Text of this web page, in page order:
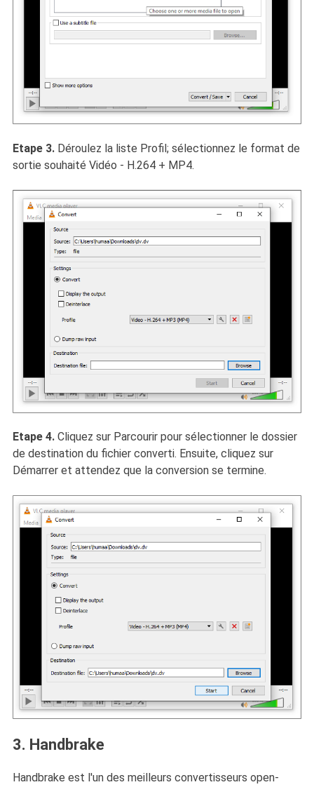
Etape 3. Déroulez la liste Profil; sélectionnez le format de
sortie souhaité Vidéo - H.264 + MP4.
Etape 4. Cliquez sur Parcourir pour sélectionner le dossier
de destination du fichier converti. Ensuite, cliquez sur
Démarrer et attendez que la conversion se termine.
3. Handbrake
Handbrake est l'un des meilleurs convertisseurs open-